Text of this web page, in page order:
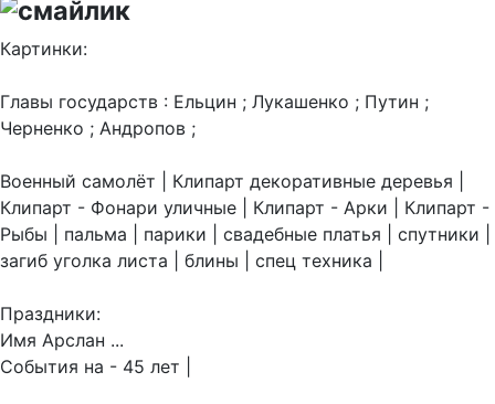
Картинки:
Главы государств : Ельцин ; Лукашенко ; Путин ;
Черненко ; Андропов ;
Военный самолёт | Клипарт декоративные деревья |
Клипарт - Фонари уличные | Клипарт - Арки | Клипарт -
Рыбы | пальма | парики | свадебные платья | спутники |
загиб уголка листа | блины | спец техника |
Праздники:
Имя Арслан ...
События на - 45 лет |